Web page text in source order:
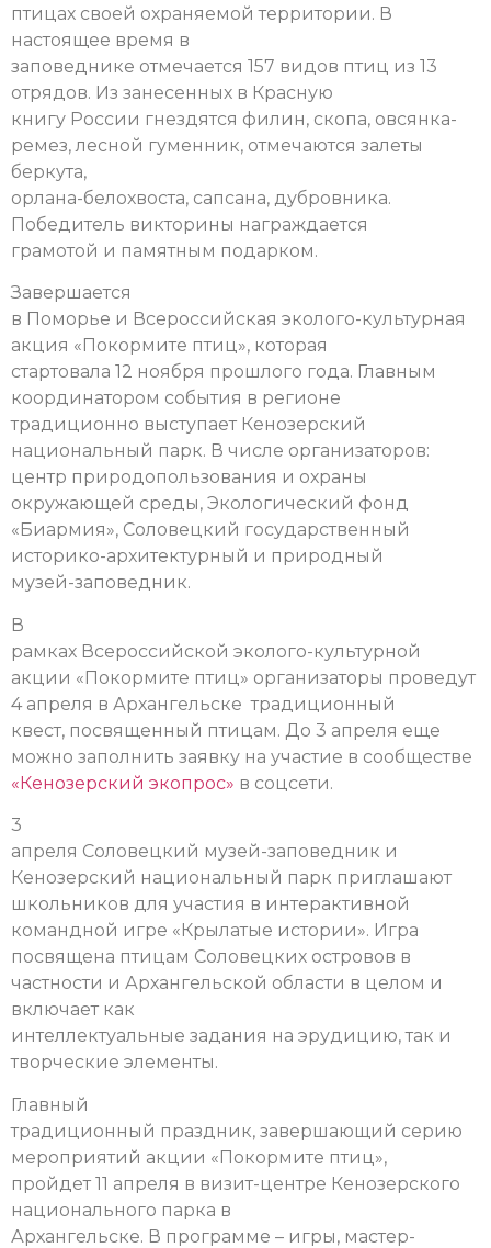
птицах своей охраняемой территории. В
настоящее время в
заповеднике отмечается 157 видов птиц из 13
отрядов. Из занесенных в Красную
книгу России гнездятся филин, скопа, овсянка-
ремез, лесной гуменник, отмечаются залеты
беркута,
орлана-белохвоста, сапсана, дубровника.
Победитель викторины награждается
грамотой и памятным подарком.
Завершается
в Поморье и Всероссийская эколого-культурная
акция «Покормите птиц», которая
стартовала 12 ноября прошлого года. Главным
координатором события в регионе
традиционно выступает Кенозерский
национальный парк. В числе организаторов:
центр природопользования и охраны
окружающей среды, Экологический фонд
«Биармия», Соловецкий государственный
историко-архитектурный и природный
музей-заповедник.
В
рамках Всероссийской эколого-культурной
акции «Покормите птиц» организаторы проведут
4 апреля в Архангельске традиционный
квест, посвященный птицам. До 3 апреля еще
можно заполнить заявку на участие в сообществе
«Кенозерский экопрос» в соцсети.
3
апреля Соловецкий музей-заповедник и
Кенозерский национальный парк приглашают
школьников для участия в интерактивной
командной игре «Крылатые истории». Игра
посвящена птицам Соловецких островов в
частности и Архангельской области в целом и
включает как
интеллектуальные задания на эрудицию, так и
творческие элементы.
Главный
традиционный праздник, завершающий серию
мероприятий акции «Покормите птиц»,
пройдет 11 апреля в визит-центре Кенозерского
национального парка в
Архангельске. В программе – игры, мастер-